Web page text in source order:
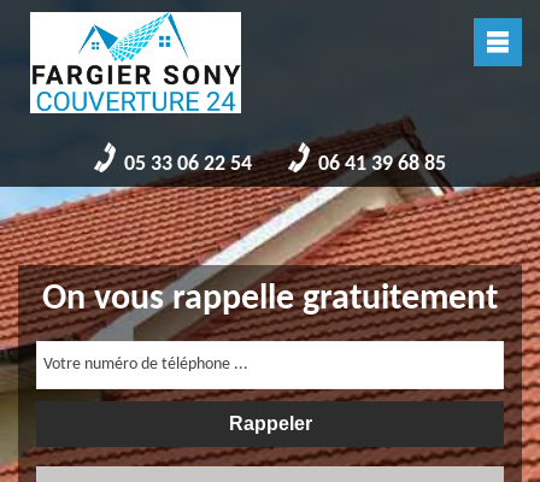
05 33 06 22 54 06 41 39 68 85
On vous rappelle gratuitement